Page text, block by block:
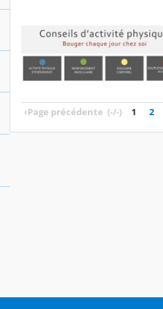
‹Page précédente (-/-) 1 2